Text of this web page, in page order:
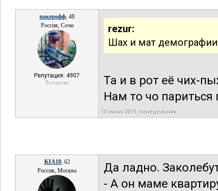
покерофф, 48
Россия, Сочи
Репутация: 4907
В отпуске
rezur:
Шах и мат демографии
Та и в рот её чих-
Нам то чо париться
10 июня 2019, понедельник
KIA10, 62
Россия, Москва
Да ладно.
- А он маме